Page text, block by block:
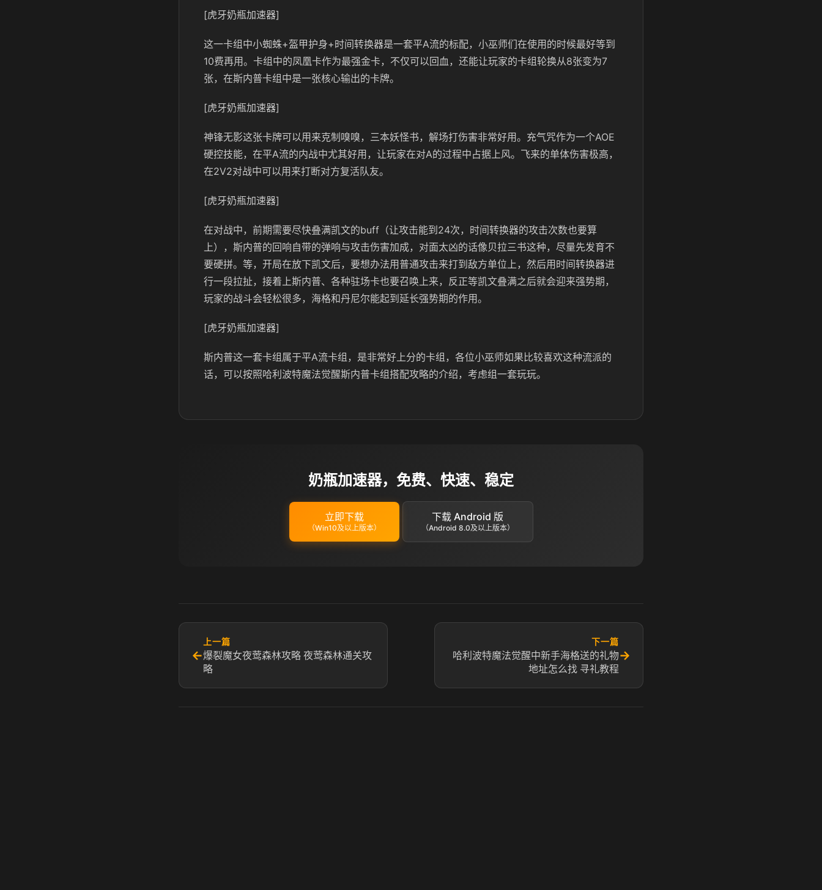
[虎牙奶瓶加速器]
这一卡组中小蜘蛛+盔甲护身+时间转换器是一套平A流的标配，小巫师们在使用的时候最好等到
10费再用。卡组中的凤凰卡作为最强金卡，不仅可以回血，还能让玩家的卡组轮换从8张变为7
张，在斯内普卡组中是一张核心输出的卡牌。
[虎牙奶瓶加速器]
神锋无影这张卡牌可以用来克制嗅嗅，三本妖怪书，解场打伤害非常好用。充气咒作为一个AOE
硬控技能，在平A流的内战中尤其好用，让玩家在对A的过程中占据上风。飞来的单体伤害极高，
在2V2对战中可以用来打断对方复活队友。
[虎牙奶瓶加速器]
在对战中，前期需要尽快叠满凯文的buff（让攻击能到24次，时间转换器的攻击次数也要算
上），斯内普的回响自带的弹响与攻击伤害加成，对面太凶的话像贝拉三书这种，尽量先发育不
要硬拼。等，开局在放下凯文后，要想办法用普通攻击来打到敌方单位上，然后用时间转换器进
行一段拉扯，接着上斯内普、各种驻场卡也要召唤上来，反正等凯文叠满之后就会迎来强势期，
玩家的战斗会轻松很多，海格和丹尼尔能起到延长强势期的作用。
[虎牙奶瓶加速器]
斯内普这一套卡组属于平A流卡组，是非常好上分的卡组，各位小巫师如果比较喜欢这种流派的
话，可以按照哈利波特魔法觉醒斯内普卡组搭配攻略的介绍，考虑组一套玩玩。
奶瓶加速器，免费、快速、稳定
立即下载
（Win10及以上版本）
下载 Android 版
（Android 8.0及以上版本）
←
上一篇
爆裂魔女夜莺森林攻略 夜莺森林通关攻
略
下一篇
哈利波特魔法觉醒中新手海格送的礼物
地址怎么找 寻礼教程
→